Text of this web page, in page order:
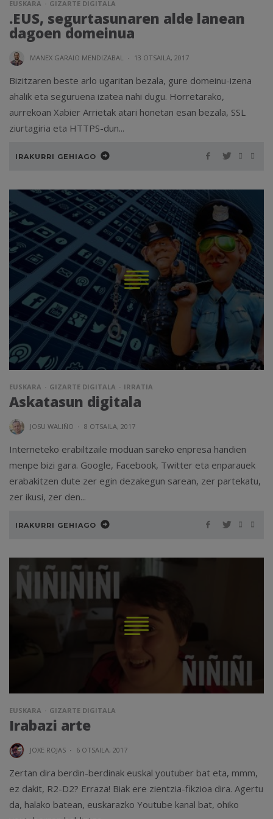
EUSKARA GIZARTE DIGITALA
.EUS, segurtasunaren alde lanean
dagoen domeinua
MANEX GARAIO MENDIZABAL · 13 OTSAILA, 2017
Bizitzaren beste arlo ugaritan bezala, gure domeinu-izena
ahalik eta seguruena izatea nahi dugu. Horretarako,
aurrekoan Xabier Arrietak atari honetan esan bezala, SSL
ziurtagiria eta HTTPS-dun...
IRAKURRI GEHIAGO
EUSKARA GIZARTE DIGITALA IRRATIA
Askatasun digitala
JOSU WALIÑO · 8 OTSAILA, 2017
Interneteko erabiltzaile moduan sareko enpresa handien
menpe bizi gara. Google, Facebook, Twitter eta enparauek
erabakitzen dute zer egin dezakegun sarean, zer partekatu,
zer ikusi, zer den...
IRAKURRI GEHIAGO
EUSKARA GIZARTE DIGITALA
Irabazi arte
JOXE ROJAS · 6 OTSAILA, 2017
Zertan dira berdin-berdinak euskal youtuber bat eta, mmm,
ez dakit, R2-D2? Erraza! Biak ere zientzia-fikzioa dira. Agertu
da, halako batean, euskarazko Youtube kanal bat, ohiko